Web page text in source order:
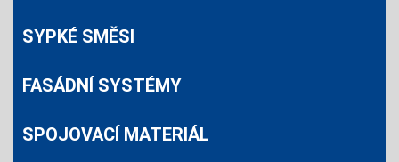
SYPKÉ SMĚSI
FASÁDNÍ SYSTÉMY
SPOJOVACÍ MATERIÁL